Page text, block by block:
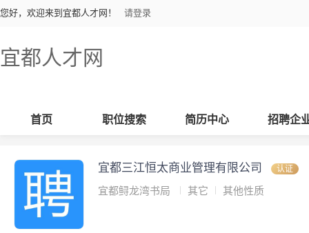
您好，欢迎来到宜都人才网！ 请登录
宜都人才网
首页 职位搜索 简历中心 招聘企
宜都三江恒太商业管理有限公司 认证
宜都鲟龙湾书局 其它 其他性质